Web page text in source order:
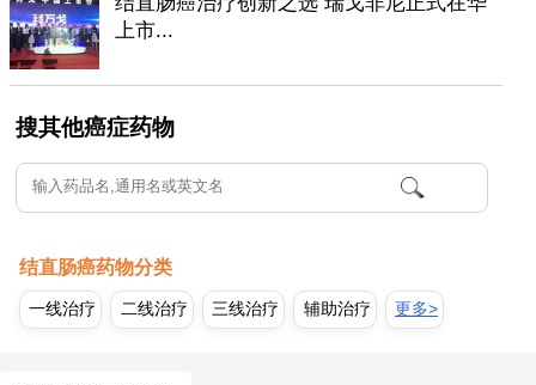
上市...
搜其他癌症药物
结直肠癌药物分类
一线治疗 二线治疗 三线治疗 辅助治疗 更多>